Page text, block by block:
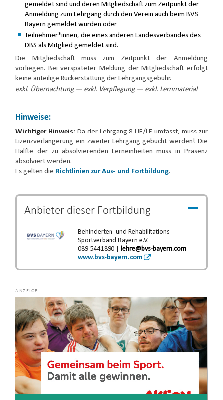
gemeldet sind und deren Mitgliedschaft zum Zeitpunkt der
Anmeldung zum Lehrgang durch den Verein auch beim BVS
Bayern gemeldet wurden oder
Teilnehmer*innen, die eines anderen Landesverbandes des
DBS als Mitglied gemeldet sind.
Die Mitgliedschaft muss zum Zeitpunkt der Anmeldung
vorliegen. Bei verspäteter Meldung der Mitgliedschaft erfolgt
keine anteilige Rückerstattung der Lehrgangsgebühr.
exkl. Übernachtung — exkl. Verpflegung — exkl. Lernmaterial
Hinweise:
Wichtiger Hinweis: Da der Lehrgang 8 UE/LE umfasst, muss zur
Lizenzverlängerung ein zweiter Lehrgang gebucht werden! Die
Hälfte der zu absolvierenden Lerneinheiten muss in Präsenz
absolviert werden.
Es gelten die Richtlinien zur Aus- und Fortbildung.
Anbieter dieser Fortbildung
Behinderten- und Rehabilitations-
Sportverband Bayern e.V.
089-5441890 | lehre@bvs-bayern.com
www.bvs-bayern.com
Player